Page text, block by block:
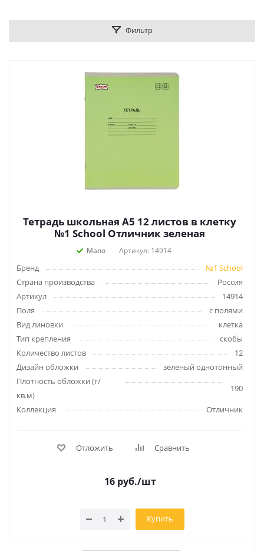
Фильтр
Тетрадь школьная А5 12 листов в клетку
№1 School Отличник зеленая
Мало Артикул: 14914
Бренд
№1 School
Страна производства
Россия
Артикул
14914
Поля
с полями
Вид линовки
клетка
Тип крепления
скобы
Количество листов
12
Дизайн обложки
зеленый однотонный
Плотность обложки (г/
кв.м)
190
Коллекция
Отличник
Отложить Сравнить
16руб./шт
Купить